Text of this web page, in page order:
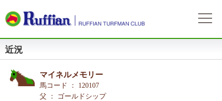
近況
マイネルメモリー
馬コード ： 120107
父 ： ゴールドシップ
会員サービスとイベント
会員募集
募集概要
募集馬情報
ログイン
自動ログイン パスワードをお忘れの方